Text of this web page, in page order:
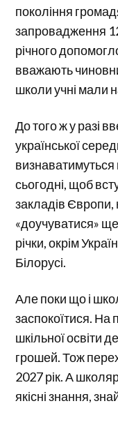
покоління
запровадження
річного
вважають
школи учні мали
До того ж у разі
української
визнаватимуться
сьогодні, щоб
закладів
«доучуватися»
річки, окрім
Білорусі.
Але поки що і
заспокоїтися.
шкільної освіти
грошей. Тож
2027 рік. А
якісні знання,